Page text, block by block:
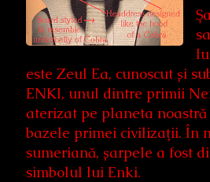
este Zeul Ea, cunoscut și
ENKI, unul dintre primii
aterizat pe planeta noastră
bazele primei civilizații. În
sumeriană, șarpele a fost
simbolul lui Enki.